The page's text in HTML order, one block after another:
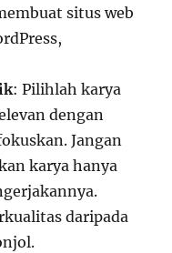
situs web
: Pilihlah karya
dengan
Jangan
karya hanya
daripada